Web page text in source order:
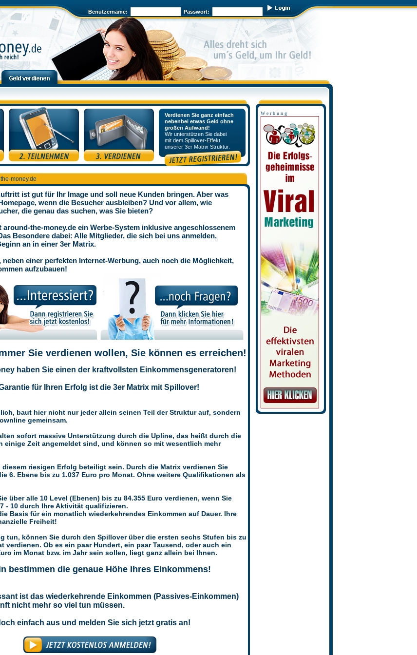
Benutzername: Passwort:
Verdienen Sie ganz einfach
nebenbei etwas Geld ohne
großen Aufwand!
Wir unterstützen Sie dabei
mit dem Spillover-Effekt
unserer 3er Matrix Struktur.
money.de
ist gut für Ihr Image und soll neue Kunden bringen. Aber was
wenn die Besucher ausbleiben? Und vor allem, wie
die genau das suchen, was Sie bieten?
around-the-money.de ein Werbe-System inklusive angeschlossenem
Besondere dabei: Alle Mitglieder, die sich bei uns anmelden,
an in einer 3er Matrix.
neben einer perfekten Internet-Werbung, auch noch die Möglichkeit,
aufzubauen!
Sie verdienen wollen, Sie können es erreichen!
haben Sie einen der kraftvollsten Einkommensgeneratoren!
für Ihren Erfolg ist die 3er Matrix mit Spillover!
baut hier nicht nur jeder allein seinen Teil der Struktur auf, sondern
gemeinsam.
sofort massive Unterstützung durch die Upline, das heißt durch die
einige Zeit angemeldet sind, und können so mit wesentlich mehr
riesigen Erfolg beteiligt sein. Durch die Matrix verdienen Sie
6. Ebene bis zu 1.037 Euro pro Monat. Ohne weitere Qualifikationen als
über alle 10 Level (Ebenen) bis zu 84.355 Euro verdienen, wenn Sie
- 10 durch Ihre Aktivität qualifizieren.
Basis für ein monatlich wiederkehrendes Einkommen auf Dauer. Ihre
Freiheit!
tun, können Sie durch den Spillover über die ersten sechs Stufen bis zu
verdienen. Ob es ein paar Hundert, ein paar Tausend, oder auch ein
im Monat bzw. im Jahr sein sollen, liegt ganz allein bei Ihnen.
bestimmen die genaue Höhe Ihres Einkommens!
ist das wiederkehrende Einkommen (Passives-Einkommen)
nicht mehr so viel tun müssen.
einfach aus und melden Sie sich jetzt gratis an!
W e r b u n g